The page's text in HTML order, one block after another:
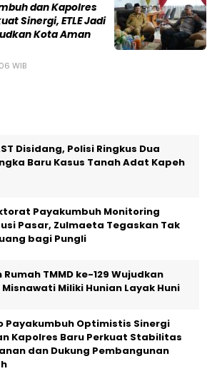
dan Kapolres
Sinergi, ETLE Jadi
Kota Aman
WIB
Disidang, Polisi Ringkus Dua
Baru Kasus Tanah Adat Kapeh
Payakumbuh Monitoring
Pasar, Zulmaeta Tegaskan Tak
bagi Pungli
Rumah TMMD ke-129 Wujudkan
Miliki Hunian Layak Huni
Payakumbuh Optimistis Sinergi
Kapolres Baru Perkuat Stabilitas
dan Dukung Pembangunan